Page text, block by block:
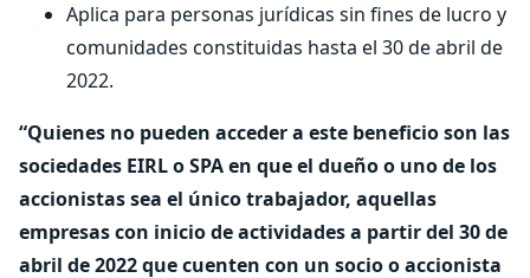
Aplica para personas jurídicas sin fines de lucro y
comunidades constituidas hasta el 30 de abril de
2022.
“Quienes no pueden acceder a este beneficio son las
sociedades EIRL o SPA en que el dueño o uno de los
accionistas sea el único trabajador, aquellas
empresas con inicio de actividades a partir del 30 de
abril de 2022 que cuenten con un socio o accionista